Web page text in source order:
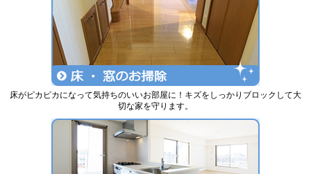
床がピカピカになって気持ちのいいお部屋に！キズをしっかりブロックして大
切な家を守ります。